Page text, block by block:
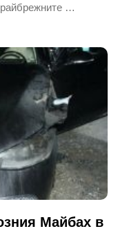
…
Майбах в